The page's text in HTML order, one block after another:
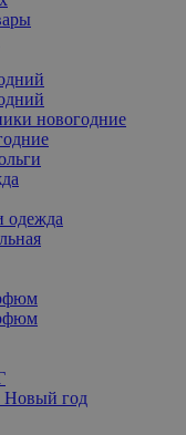
новогодние
одежда
Новый год